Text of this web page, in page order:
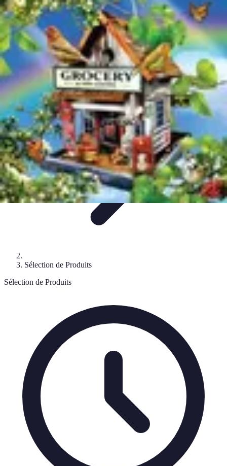
Ecommerce Produits Bio
Stratégies de LancementStratégies de VenteChoix des
produitsConseils d'AchatMarketing
Ecommerce Produits Bio
Sélection de Produits
Sélection de Produits